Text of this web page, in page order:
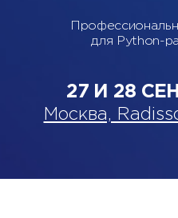
для Python-
27 И 28
Москва,